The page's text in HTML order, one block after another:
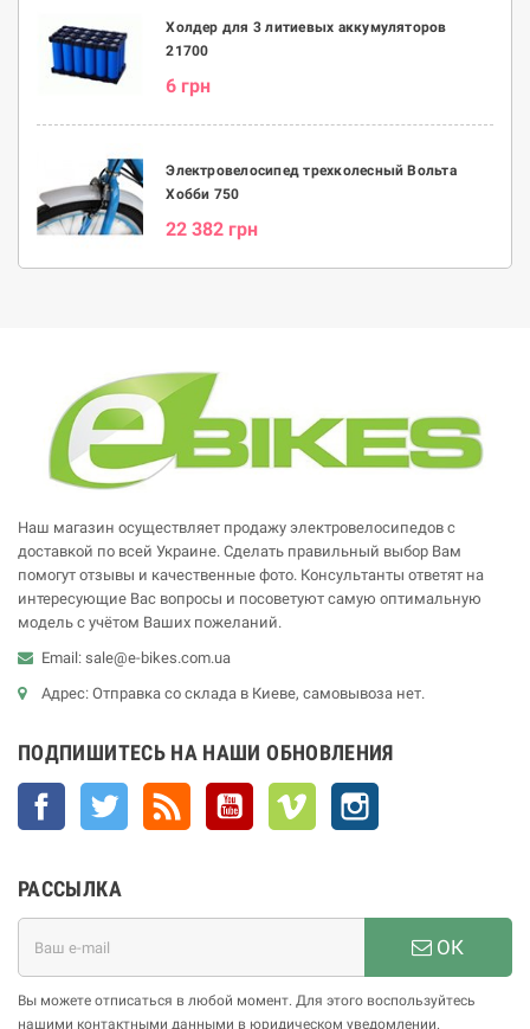
Холдер для 3 литиевых аккумуляторов
21700
6 грн
Электровелосипед трехколесный Вольта
Хобби 750
22 382 грн
Наш магазин осуществляет продажу электровелосипедов с
доставкой по всей Украине. Сделать правильный выбор Вам
помогут отзывы и качественные фото. Консультанты ответят на
интересующие Вас вопросы и посоветуют самую оптимальную
модель с учётом Ваших пожеланий.
Email: sale@e-bikes.com.ua
Адрес: Отправка со склада в Киеве, самовывоза нет.
ПОДПИШИТЕСЬ НА НАШИ ОБНОВЛЕНИЯ
Facebook Twitter YouTube Vimeo
РАССЫЛКА
ОК
Вы можете отписаться в любой момент. Для этого воспользуйтесь
нашими контактными данными в юридическом уведомлении.